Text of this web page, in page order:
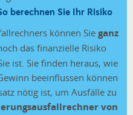
berechnen Sie Ihr Risiko
können Sie ganz
das finanzielle Risiko
ist. Sie finden heraus, wie
beeinflussen können
nötig ist, um Ausfälle zu
von